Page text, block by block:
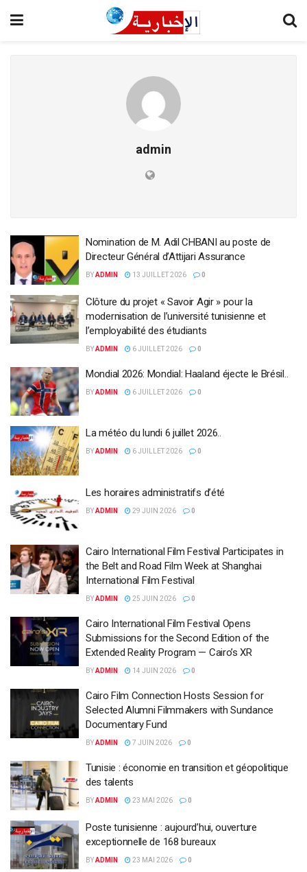
admin
Nomination de M. Adil CHBANI au poste de
Directeur Général d’Attijari Assurance
BYADMIN 13 JUILLET 2026 0
Clôture du projet « Savoir Agir » pour la
modernisation de l’université tunisienne et
l’employabilité des étudiants
BYADMIN 6 JUILLET 2026 0
Mondial 2026: Mondial: Haaland éjecte le Brésil..
BYADMIN 6 JUILLET 2026 0
La météo du lundi 6 juillet 2026..
BYADMIN 6 JUILLET 2026 0
Les horaires administratifs d’été
BYADMIN 29 JUIN 2026 0
Cairo International Film Festival Participates in
the Belt and Road Film Week at Shanghai
International Film Festival
BYADMIN 25 JUIN 2026 0
Cairo International Film Festival Opens
Submissions for the Second Edition of the
Extended Reality Program — Cairo’s XR
BYADMIN 14 JUIN 2026 0
Cairo Film Connection Hosts Session for
Selected Alumni Filmmakers with Sundance
Documentary Fund
BYADMIN 7 JUIN 2026 0
Tunisie : économie en transition et géopolitique
des talents
BYADMIN 23 MAI 2026 0
Poste tunisienne : aujourd’hui, ouverture
exceptionnelle de 168 bureaux
BYADMIN 23 MAI 2026 0